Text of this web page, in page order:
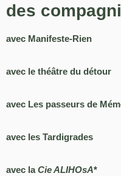
des
avec Manifeste-Rien
avec le théâtre du détour
avec Les passeurs de
avec les Tardigrades
avec laCie ALIHOsA*